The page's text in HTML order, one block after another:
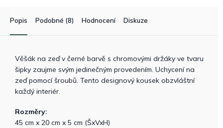
Popis Podobné (8) Hodnocení Diskuze
Věšák na zeď v černé barvě s chromovými držáky ve tvaru
šipky zaujme svým jedinečným provedením. Uchycení na
zeď pomocí šroubů. Tento designový kousek obzvláštní
každý interiér.
Rozměry:
45 cm x 20 cm x 5 cm (ŠxVxH)